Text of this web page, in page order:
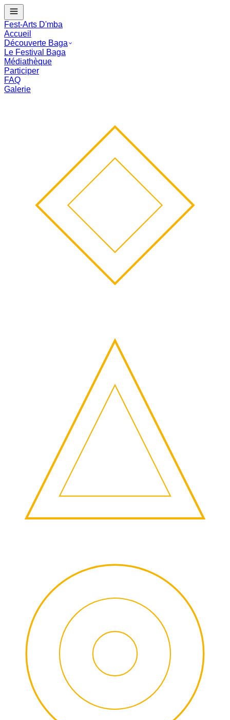
J - --
Le Festival Baga commence dans :
Fest-Arts D'mba
Accueil
Découverte Baga
Le Festival Baga
Médiathèque
Participer
FAQ
Galerie